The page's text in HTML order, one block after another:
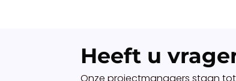
Heeft u